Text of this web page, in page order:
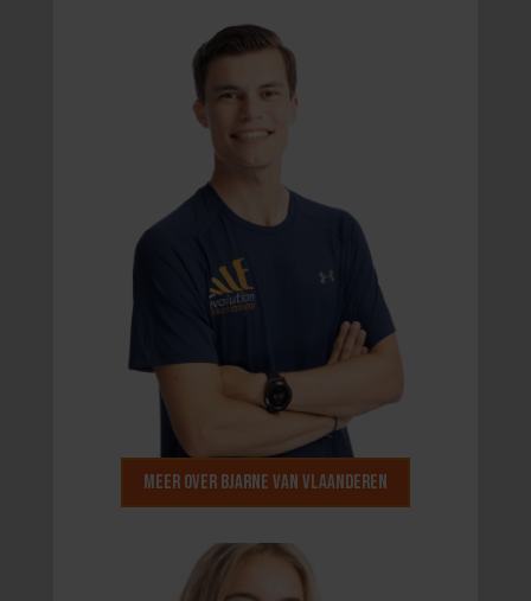
Meer over Bjarne van Vlaanderen